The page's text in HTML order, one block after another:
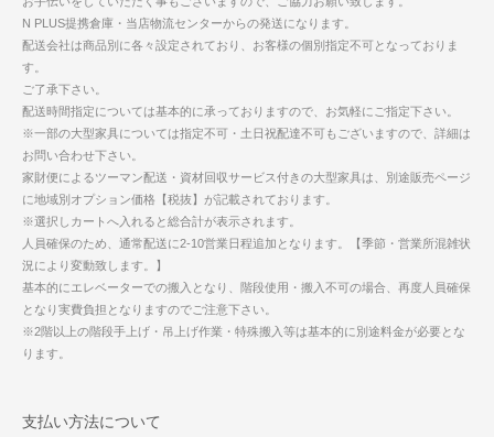
N PLUS提携倉庫・当店物流センターからの発送になります。
配送会社は商品別に各々設定されており、お客様の個別指定不可となっておりま
す。
ご了承下さい。
配送時間指定については基本的に承っておりますので、お気軽にご指定下さい。
※一部の大型家具については指定不可・土日祝配達不可もございますので、詳細は
お問い合わせ下さい。
家財便によるツーマン配送・資材回収サービス付きの大型家具は、別途販売ページ
に地域別オプション価格【税抜】が記載されております。
※選択しカートへ入れると総合計が表示されます。
人員確保のため、通常配送に2-10営業日程追加となります。【季節・営業所混雑状
況により変動致します。】
基本的にエレベーターでの搬入となり、階段使用・搬入不可の場合、再度人員確保
となり実費負担となりますのでご注意下さい。
※2階以上の階段手上げ・吊上げ作業・特殊搬入等は基本的に別途料金が必要とな
ります。
支払い方法について